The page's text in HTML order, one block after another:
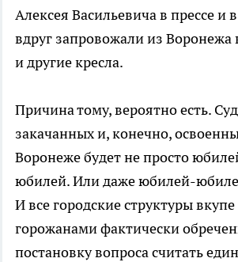
Алексея Васильевича в прессе и
вдруг запровожали из Воронежа
и другие кресла.
Причина тому, вероятно есть.
закачанных и, конечно,
Воронеже будет не просто
юбилей. Или даже юбилей-
И все городские структуры
горожанами фактически
постановку вопроса считать